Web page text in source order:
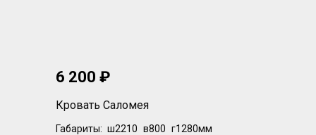
6 200 ₽
Кровать Саломея
Габариты: ш2210 в800 г1280мм